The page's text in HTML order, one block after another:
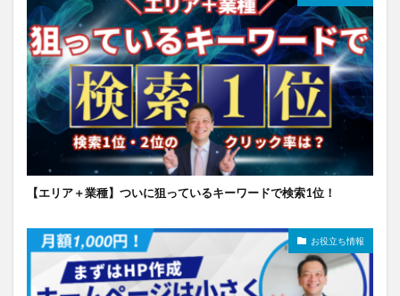
【エリア＋業種】ついに狙っているキーワードで検索1位！
お役立ち情報